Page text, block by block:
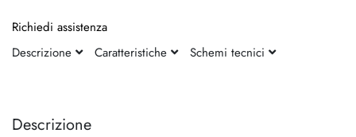
fine
della
Descrizione
Richiedi assistenza
Descrizione
Caratteristiche Schemi tecnici